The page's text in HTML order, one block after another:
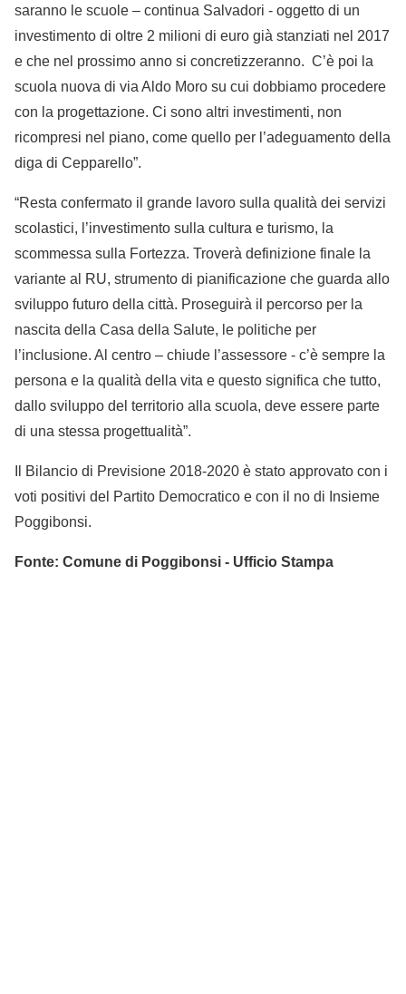
saranno le scuole – continua Salvadori - oggetto di un
investimento di oltre 2 milioni di euro già stanziati nel 2017
e che nel prossimo anno si concretizzeranno. C’è poi la
scuola nuova di via Aldo Moro su cui dobbiamo procedere
con la progettazione. Ci sono altri investimenti, non
ricompresi nel piano, come quello per l’adeguamento della
diga di Cepparello”.
“Resta confermato il grande lavoro sulla qualità dei servizi
scolastici, l’investimento sulla cultura e turismo, la
scommessa sulla Fortezza. Troverà definizione finale la
variante al RU, strumento di pianificazione che guarda allo
sviluppo futuro della città. Proseguirà il percorso per la
nascita della Casa della Salute, le politiche per
l’inclusione. Al centro – chiude l’assessore - c’è sempre la
persona e la qualità della vita e questo significa che tutto,
dallo sviluppo del territorio alla scuola, deve essere parte
di una stessa progettualità”.
Il Bilancio di Previsione 2018-2020 è stato approvato con i
voti positivi del Partito Democratico e con il no di Insieme
Poggibonsi.
Fonte: Comune di Poggibonsi - Ufficio Stampa